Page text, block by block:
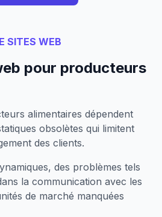
SITES WEB
pour producteurs
alimentaires dépendent
obsolètes qui limitent
des clients.
des problèmes tels
la communication avec les
de marché manquées